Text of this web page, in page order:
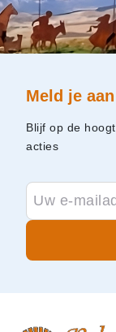
Meld je
Blijf op de
acties